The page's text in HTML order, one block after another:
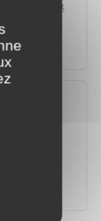
entre époux
?
?